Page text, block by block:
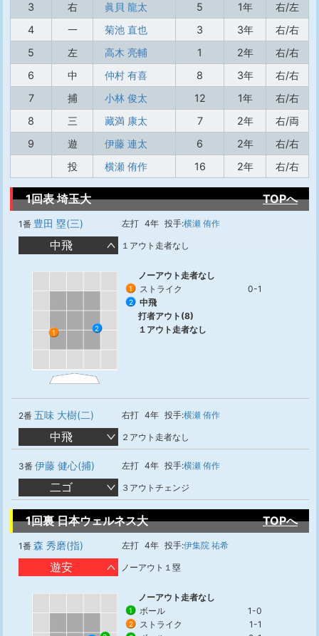
3
右 眞貝 龍太 5 1年
右/左
4
一 菊池 直也 3 3年
右/右
5
左 高木 亮輔 1 2年
右/右
6
中 仲村 有喜 8 3年
右/右
7
捕 小林 俊太 12 1年
右/右
8
三 藏満 康太 7 2年
右/両
9
遊 伊藤 連太 6 2年
右/右
投
横瀬 侑作 16 2年 右/右
1回表 埼玉大 TOPへ
1番 豊田 塁(三) 左打 4年 投手:横瀬 侑作
中飛 １アウト走者なし
1 2
ノーアウト走者なし
1 ストライク 0-1
2
中飛
打者アウト(8)
１アウト走者なし
2番 五味 大樹(二) 右打 4年 投手:横瀬 侑作
中飛 ２アウト走者なし
3番 伊藤 健心(捕) 左打 4年 投手:横瀬 侑作
二ゴ ３アウトチェンジ
1回裏 日本ウェルネス大 TOPへ
1番 森 秀磨(指) 左打 4年 投手:伊集院 祐希
遊安 ノーアウト１塁
ノーアウト走者なし
1 ボール 1-0
2 ストライク 1-1